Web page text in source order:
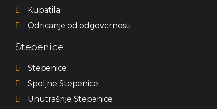
Kupatila
Odricanje od odgovornosti
Stepenice
Stepenice
Spoljne Stepenice
Unutrašnje Stepenice